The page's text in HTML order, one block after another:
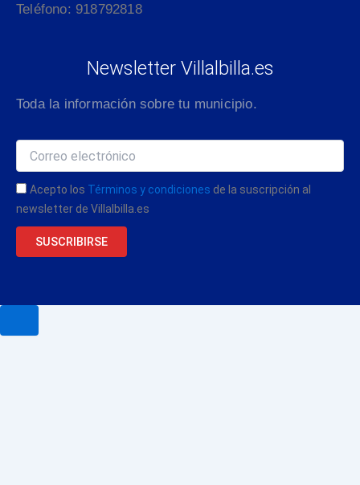
Teléfono: 918792818
Newsletter Villalbilla.es
Toda la información sobre tu municipio.
Acepto los Términos y condiciones de la suscripción al
newsletter de Villalbilla.es
SUSCRIBIRSE